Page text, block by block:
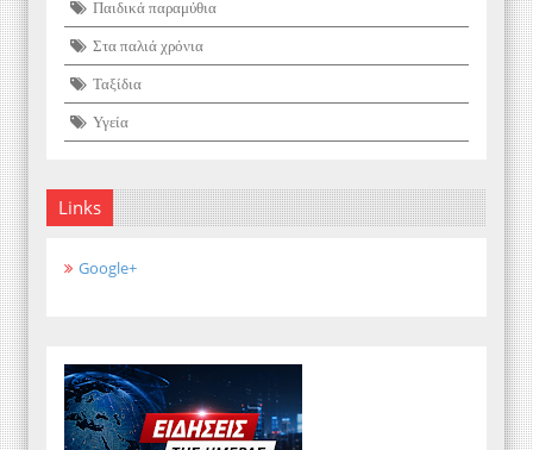
Παιδικά παραμύθια
Στα παλιά χρόνια
Ταξίδια
Υγεία
Links
Google+